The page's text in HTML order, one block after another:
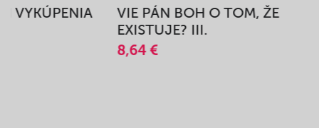
VYKÚPENIA
VIE PÁN BOH O TOM, ŽE
EXISTUJE? III.
8,64 €